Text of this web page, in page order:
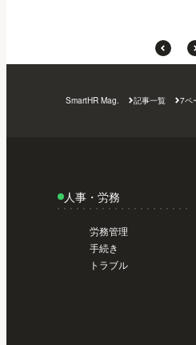
SmartHR Mag. 記事一覧 7ペ
人事・労務
労務管理
手続き
トラブル